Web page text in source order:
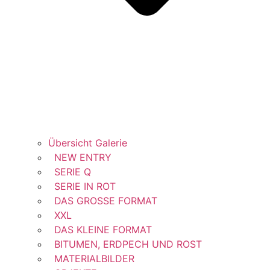
Übersicht Galerie
NEW ENTRY
SERIE Q
SERIE IN ROT
DAS GROSSE FORMAT
XXL
DAS KLEINE FORMAT
BITUMEN, ERDPECH UND ROST
MATERIALBILDER